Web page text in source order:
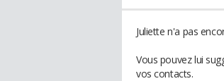
Juliette n'a pas
Vous pouvez lui
vos contacts.